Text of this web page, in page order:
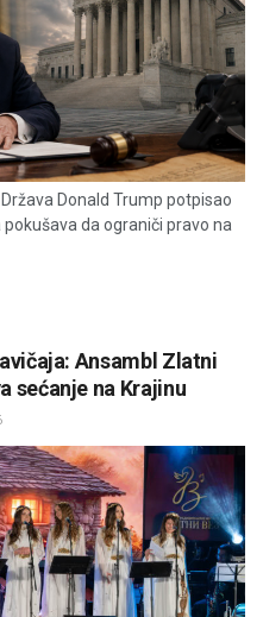
Donald Trump potpisao
da ograniči pravo na
Ansambl Zlatni
sećanje na Krajinu